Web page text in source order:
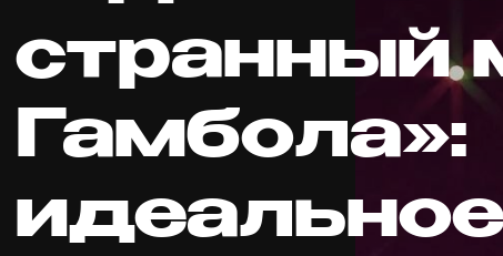
странный
Гамбола»:
идеальное